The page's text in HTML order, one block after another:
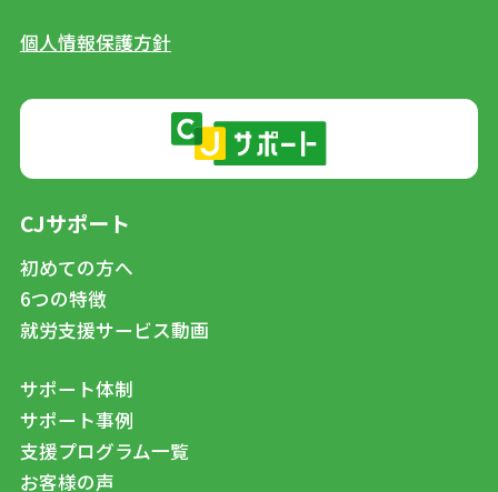
個人情報保護方針
CJサポート
初めての方へ
6つの特徴
就労支援サービス動画
サポート体制
サポート事例
支援プログラム一覧
お客様の声